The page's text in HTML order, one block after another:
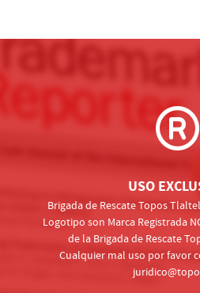
USO
Brigada de Rescate Topos
Logotipo son Marca Registrada
de la Brigada de Rescate
Cualquier mal uso por favor